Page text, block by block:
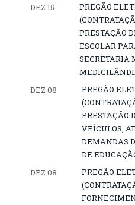
DEZ 15
PREGÃO
PRESTAÇÃO
ESCOLAR
SECRETARIA
DEZ 08
PREGÃO
PRESTAÇÃO
VEÍCULOS,
DEMANDAS
DE
DEZ 08
PREGÃO